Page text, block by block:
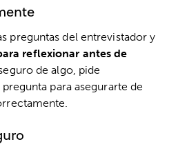
preguntas del entrevistador y
reflexionar antes de
de algo, pide
para asegurarte de